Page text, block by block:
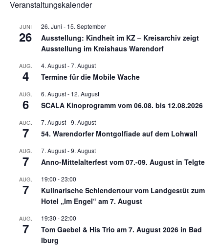
Veranstaltungskalender
JUNI
26
26. Juni - 15. September
Ausstellung: Kindheit im KZ – Kreisarchiv zeigt
Ausstellung im Kreishaus Warendorf
AUG.
4
4. August-7. August
Termine für die Mobile Wache
AUG.
6
6. August- 12. August
SCALA Kinoprogramm vom 06.08. bis 12.08.2026
AUG.
7
7. August-9. August
54. Warendorfer Montgolfiade auf dem Lohwall
AUG.
7
7. August-9. August
Anno-Mittelalterfest vom 07.-09. August in Telgte
AUG.
7
19:00 -23:00
Kulinarische Schlendertour vom Landgestüt zum
Hotel „Im Engel“ am 7. August
AUG.
7
19:30 -22:00
Tom Gaebel & His Trio am 7. August 2026 in Bad
Iburg